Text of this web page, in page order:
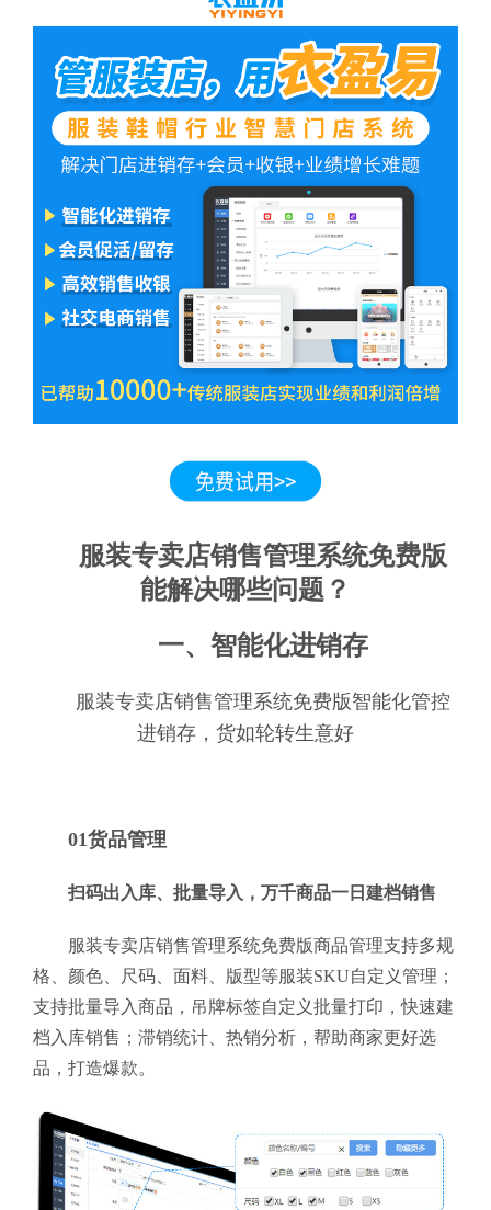
服装专卖店销售管理系统免费版
能解决哪些问题？
一、智能化进销存
服装专卖店销售管理系统免费版智能化管控
进销存，货如轮转生意好
01货品管理
扫码出入库、批量导入，万千商品一日建档销售
服装专卖店销售管理系统免费版商品管理支持多规
格、颜色、尺码、面料、版型等服装SKU自定义管理；
支持批量导入商品，吊牌标签自定义批量打印，快速建
档入库销售；滞销统计、热销分析，帮助商家更好选
品，打造爆款。